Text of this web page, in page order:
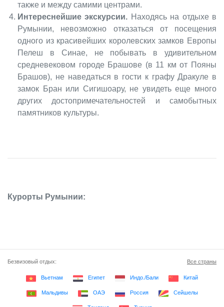
также и между самими центрами.
Интереснейшие экскурсии. Находясь на отдыхе в
Румынии, невозможно отказаться от посещения
одного из красивейших королевских замков Европы
Пелеш в Синае, не побывать в удивительном
средневековом городе Брашове (в 11 км от Пояны
Брашов), не наведаться в гости к графу Дракуле в
замок Бран или Сигишоару, не увидеть еще много
других достопримечательностей и самобытных
памятников культуры.
Курорты Румынии:
Безвизовый отдых: Все страны
Вьетнам Египет Индо./Бали Китай
Мальдивы ОАЭ Россия Сейшелы